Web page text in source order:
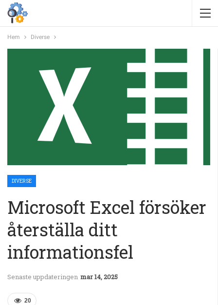
Hem Diverse
DIVERSE
Microsoft Excel försöker
återställa ditt
informationsfel
Senaste uppdateringen mar 14, 2025
20